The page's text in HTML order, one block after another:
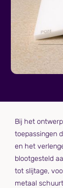
Bij het
toepassingen
en het
blootgesteld
tot slijtage,
metaal